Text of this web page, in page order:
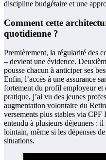
discipline budgétaire et une
Comment cette
quotidienne ?
Premièrement, la régularité des
– devient une évidence.
pousse chacun à anticiper ses
Enfin, l’accès à une assurance
fortement du profil employeur
pratique, j’ai vu des jeunes
augmentation volontaire du
versements plus stables via CPF
entendu à plusieurs déjeuners :
lointain, même si les dépenses
situations.